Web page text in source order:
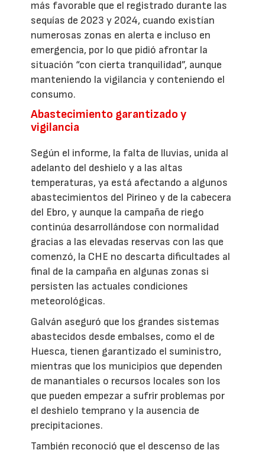
más favorable que el registrado durante las
sequías de 2023 y 2024, cuando existían
numerosas zonas en alerta e incluso en
emergencia, por lo que pidió afrontar la
situación “con cierta tranquilidad”, aunque
manteniendo la vigilancia y conteniendo el
consumo.
Abastecimiento garantizado y
vigilancia
Según el informe, la falta de lluvias, unida al
adelanto del deshielo y a las altas
temperaturas, ya está afectando a algunos
abastecimientos del Pirineo y de la cabecera
del Ebro, y aunque la campaña de riego
continúa desarrollándose con normalidad
gracias a las elevadas reservas con las que
comenzó, la CHE no descarta dificultades al
final de la campaña en algunas zonas si
persisten las actuales condiciones
meteorológicas.
Galván aseguró que los grandes sistemas
abastecidos desde embalses, como el de
Huesca, tienen garantizado el suministro,
mientras que los municipios que dependen
de manantiales o recursos locales son los
que pueden empezar a sufrir problemas por
el deshielo temprano y la ausencia de
precipitaciones.
También reconoció que el descenso de las